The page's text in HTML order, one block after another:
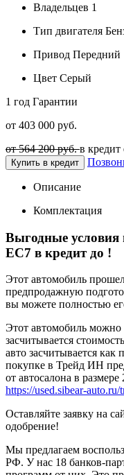
Владельцев 1
Тип двигателя
Привод Передний
Цвет Серый
1 год Гарантии
от 403 000 руб.
от 564 200 руб.в кредит
Купить в кредит
Описание
Комплектация
Выгодные условия
EC7 в кредит до !
Этот автомобиль
предпродажную
вы можете полностью
Этот автомобиль
засчитывается
авто засчитывается
покупке в Трейд ИН
от автосалона в
https://used.sibear-auto.ru/
Оставляйте заявку на
одобрение!
Мы предлагаем
РФ. У нас 18 банков-